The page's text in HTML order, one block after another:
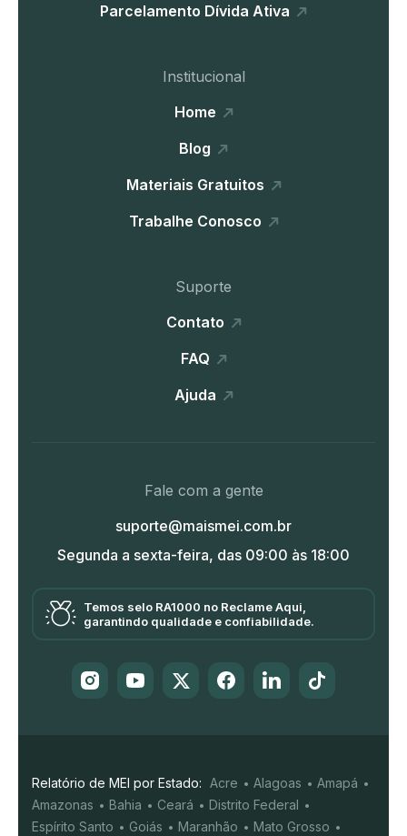
Parcelamento Dívida Ativa
Institucional
Home
Blog
Materiais Gratuitos
Trabalhe Conosco
Suporte
Contato
FAQ
Ajuda
Fale com a gente
suporte@maismei.com.br
Segunda a sexta-feira, das 09:00 às 18:00
Temos selo RA1000 no Reclame Aqui,
garantindo qualidade e confiabilidade.
Relatório de MEI por Estado: Acre Alagoas
Amapá
Amazonas
Bahia Ceará
Distrito Federal
Espírito Santo
Goiás Maranhão
Mato Grosso